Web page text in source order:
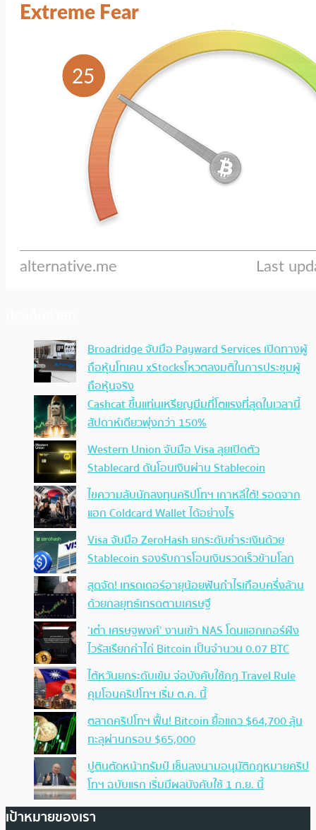
Broadridge จับมือ Payward Services เปิดทางผู้
ถือหุ้นโทเคน xStocksโหวตลงมติในการประชุมผู้
ถือหุ้นจริง
Cashcat ขึ้นแท่นเหรียญมีมที่โตแรงที่สุดในเวลานี้
สัปดาห์เดียวพุ่งกว่า 150%
Western Union จับมือ Visa ลุยเปิดตัว
Stablecard ดันโอนเงินผ่าน Stablecoin
ไขความลับนักลงทุนคริปโทฯ เกาหลีใต้! รอดจาก
แฮก Coldcard Wallet ได้อย่างไร
Visa จับมือ ZeroHash ยกระดับชำระเงินด้วย
Stablecoin รองรับการโอนเงินรวดเร็วข้ามโลก
สุดจัด! เทรดเดอร์อายุน้อยฟันกำไรเกือบครึ่งล้าน
ด้วยกลยุทธ์เทรดตามเศรษฐี
‘เต๋า เศรษฐพงศ์’ งานเข้า NAS โดนแฮกเกอร์ฝัง
ไวรัสเรียกค่าไถ่ Bitcoin เป็นจำนวน 0.07 BTC
ไต้หวันยกระดับเข้ม จ่อบังคับใช้กฏ Travel Rule
คุมโอนคริปโทฯ เริ่ม ต.ค. นี้
ตลาดคริปโทฯ ฟื้น! Bitcoin ยื้อแถว $64,700 ลุ้น
ทะลุผ่านกรอบ $65,000
ปูตินตัดหน้าทรัมป์ เซ็นลงนามอนุมัติกฎหมายคริป
โทฯ ฉบับแรก เริ่มมีผลบังคับใช้ 1 ก.ย. นี้
เป้าหมายของเรา